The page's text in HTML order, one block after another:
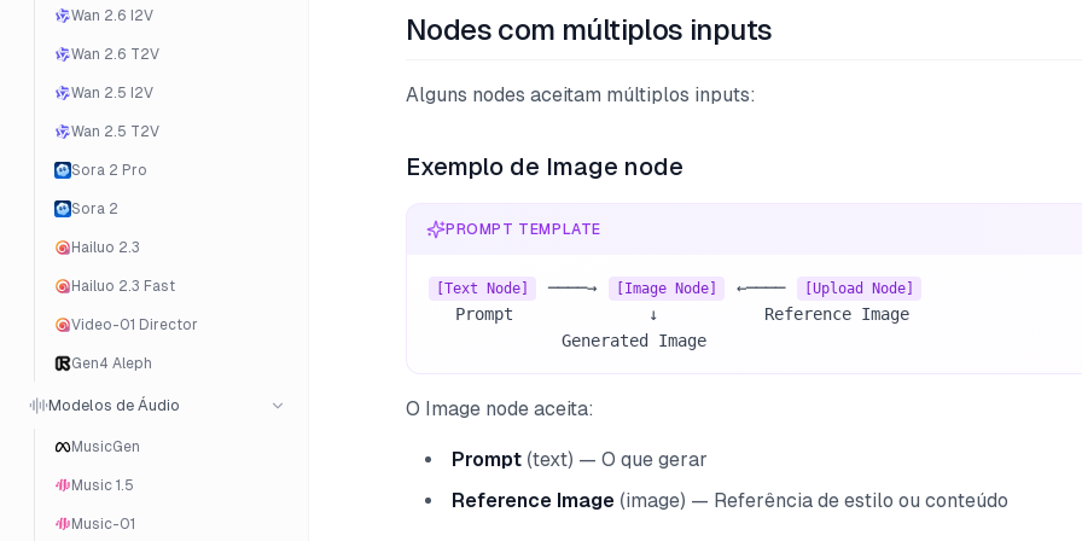
Wan 2.6 I2V
Wan 2.6 T2V
Wan 2.5 I2V
Wan 2.5 T2V
Sora 2 Pro
Sora 2
Hailuo 2.3
Hailuo 2.3 Fast
Video-01 Director
Gen4 Aleph
Modelos de Áudio
MusicGen
Music 1.5
Music-01
Nodes com múltiplos inputs
Alguns nodes aceitam múltiplos inputs:
Exemplo de Image node
PROMPT TEMPLATE
[Text Node] ────→ [Image Node] ←──── [Upload Node]
              Generated Image
O Image node aceita:
Prompt (text) — O que gerar
Reference Image (image) — Referência de estilo ou conteúdo